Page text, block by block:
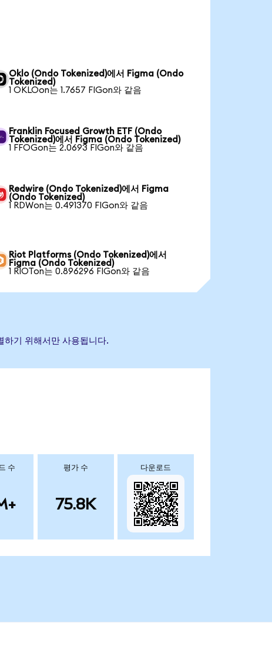
Oklo (Ondo Tokenized)에서 Figma (Ondo
Tokenized)
1 OKLOon는 1.7657 FIGon와 같음
Franklin Focused Growth ETF (Ondo
Tokenized)에서 Figma (Ondo Tokenized)
1 FFOGon는 2.0693 FIGon와 같음
Redwire (Ondo Tokenized)에서 Figma
(Ondo Tokenized)
1 RDWon는 0.491370 FIGon와 같음
Riot Platforms (Ondo Tokenized)에서
Figma (Ondo Tokenized)
1 RIOTon는 0.896296 FIGon와 같음
하기 위해서만 사용됩니다.
수 평가 수
75.8K
다운로드